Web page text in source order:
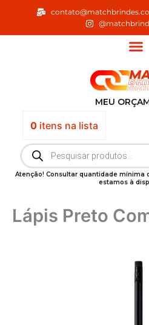
o
MEU
0itens na lista
Pesquisar
produtos
Atenção! Consultar quantidade mínima
estamos à
Lápis Preto